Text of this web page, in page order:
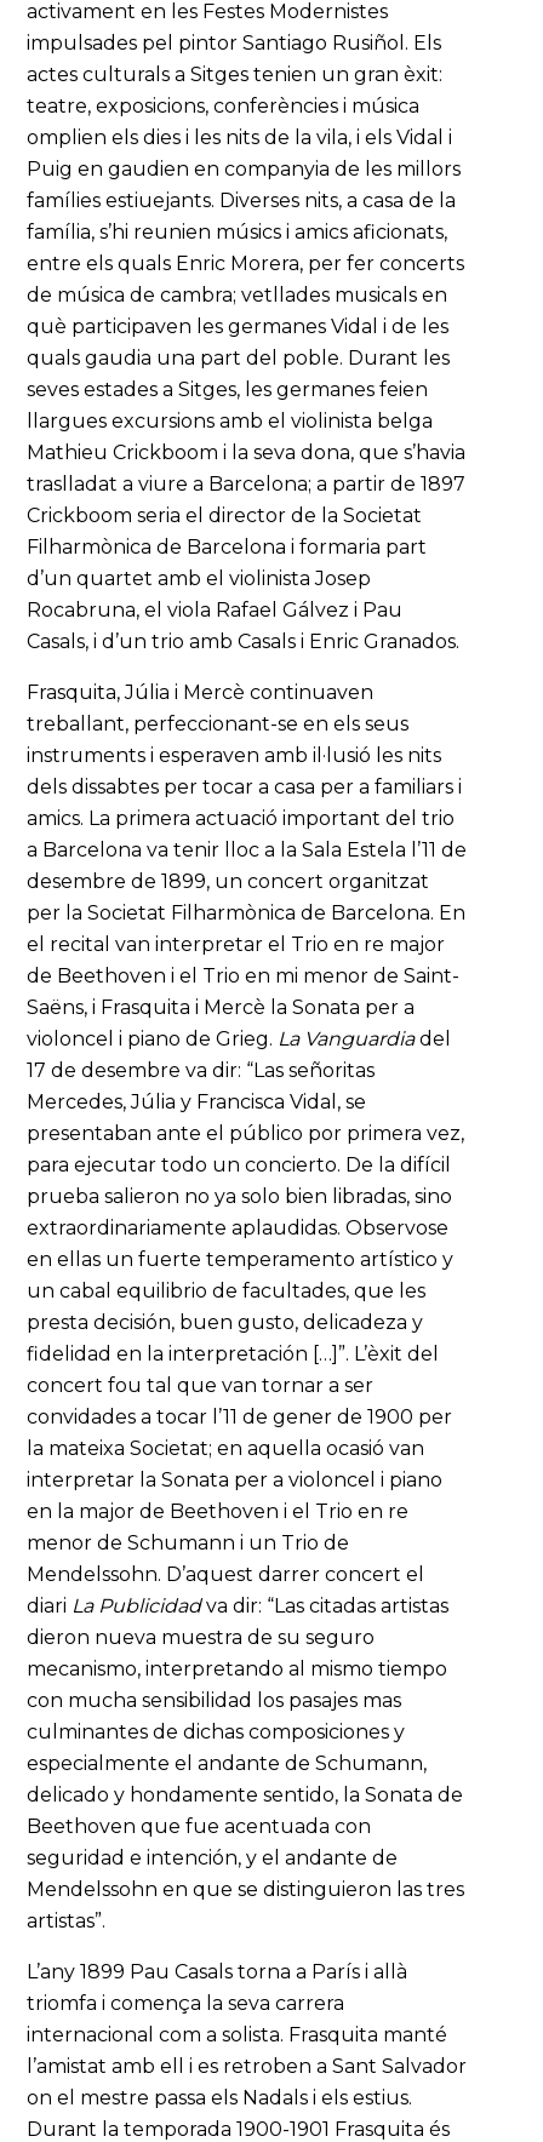
activament en les Festes Modernistes
impulsades pel pintor Santiago Rusiñol. Els
actes culturals a Sitges tenien un gran èxit:
teatre, exposicions, conferències i música
omplien els dies i les nits de la vila, i els Vidal i
Puig en gaudien en companyia de les millors
famílies estiuejants. Diverses nits, a casa de la
família, s’hi reunien músics i amics aficionats,
entre els quals Enric Morera, per fer concerts
de música de cambra; vetllades musicals en
què participaven les germanes Vidal i de les
quals gaudia una part del poble. Durant les
seves estades a Sitges, les germanes feien
llargues excursions amb el violinista belga
Mathieu Crickboom i la seva dona, que s’havia
traslladat a viure a Barcelona; a partir de 1897
Crickboom seria el director de la Societat
Filharmònica de Barcelona i formaria part
d’un quartet amb el violinista Josep
Rocabruna, el viola Rafael Gálvez i Pau
Casals, i d’un trio amb Casals i Enric Granados.
Frasquita, Júlia i Mercè continuaven
treballant, perfeccionant-se en els seus
instruments i esperaven amb il·lusió les nits
dels dissabtes per tocar a casa per a familiars i
amics. La primera actuació important del trio
a Barcelona va tenir lloc a la Sala Estela l’11 de
desembre de 1899, un concert organitzat
per la Societat Filharmònica de Barcelona. En
el recital van interpretar el Trio en re major
de Beethoven i el Trio en mi menor de Saint-
Saëns, i Frasquita i Mercè la Sonata per a
violoncel i piano de Grieg. La Vanguardiadel
17 de desembre va dir: “Las señoritas
Mercedes, Júlia y Francisca Vidal, se
presentaban ante el público por primera vez,
para ejecutar todo un concierto. De la difícil
prueba salieron no ya solo bien libradas, sino
extraordinariamente aplaudidas. Observose
en ellas un fuerte temperamento artístico y
un cabal equilibrio de facultades, que les
presta decisión, buen gusto, delicadeza y
fidelidad en la interpretación […]”. L’èxit del
concert fou tal que van tornar a ser
convidades a tocar l’11 de gener de 1900 per
la mateixa Societat; en aquella ocasió van
interpretar la Sonata per a violoncel i piano
en la major de Beethoven i el Trio en re
menor de Schumann i un Trio de
Mendelssohn. D’aquest darrer concert el
diari La Publicidadva dir: “Las citadas artistas
dieron nueva muestra de su seguro
mecanismo, interpretando al mismo tiempo
con mucha sensibilidad los pasajes mas
culminantes de dichas composiciones y
especialmente el andante de Schumann,
delicado y hondamente sentido, la Sonata de
Beethoven que fue acentuada con
seguridad e intención, y el andante de
Mendelssohn en que se distinguieron las tres
artistas”.
L’any 1899 Pau Casals torna a París i allà
triomfa i comença la seva carrera
internacional com a solista. Frasquita manté
l’amistat amb ell i es retroben a Sant Salvador
on el mestre passa els Nadals i els estius.
Durant la temporada 1900-1901 Frasquita és